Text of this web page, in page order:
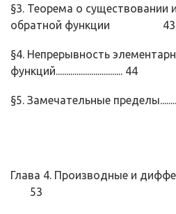
§3. Теорема о существовании
обратной функ­ции 43
§4. Непрерывность
функций................................ 44
§5. Замечательные
Глава 4. Производные и
53